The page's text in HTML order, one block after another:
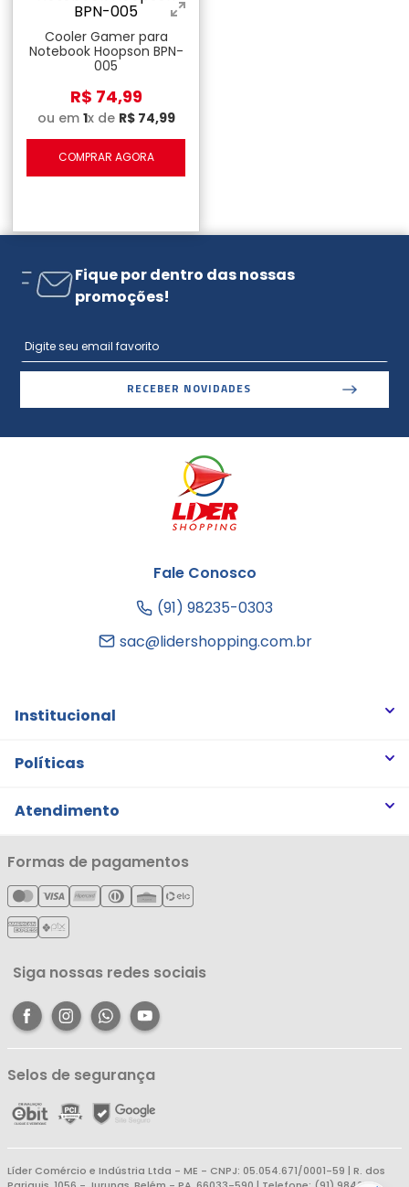
Cooler Gamer para
Notebook Hoopson BPN-
005
R$ 74,99
ou em 1x de R$ 74,99
COMPRAR AGORA
Fique por dentro das nossas
promoções!
RECEBER NOVIDADES
Fale Conosco
(91) 98235-0303
sac@lidershopping.com.br
Institucional
Quem somos
Notícias
Cartão Líderzan
Políticas
Trocas e Devoluções
Política de Privacidade
Política de Entrega
Política de Reembolso
Atendimento
Minha Conta
Meus Pedidos
Meus Favoritos
Central de Atendimento
Formas de pagamentos
Siga nossas redes sociais
Selos de segurança
Líder Comércio e Indústria Ltda - ME - CNPJ: 05.054.671/0001-59 | R. dos